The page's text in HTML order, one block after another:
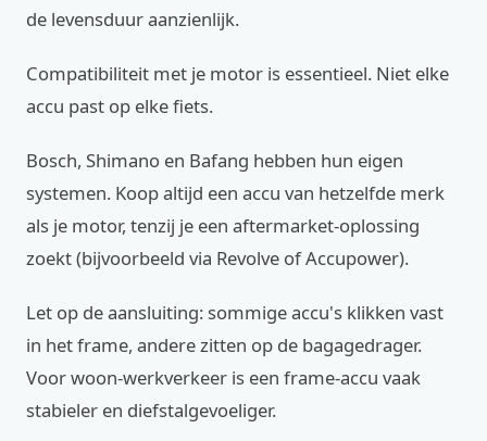
de levensduur aanzienlijk.
Compatibiliteit met je motor is essentieel. Niet elke
accu past op elke fiets.
Bosch, Shimano en Bafang hebben hun eigen
systemen. Koop altijd een accu van hetzelfde merk
als je motor, tenzij je een aftermarket-oplossing
zoekt (bijvoorbeeld via Revolve of Accupower).
Let op de aansluiting: sommige accu's klikken vast
in het frame, andere zitten op de bagagedrager.
Voor woon-werkverkeer is een frame-accu vaak
stabieler en diefstalgevoeliger.